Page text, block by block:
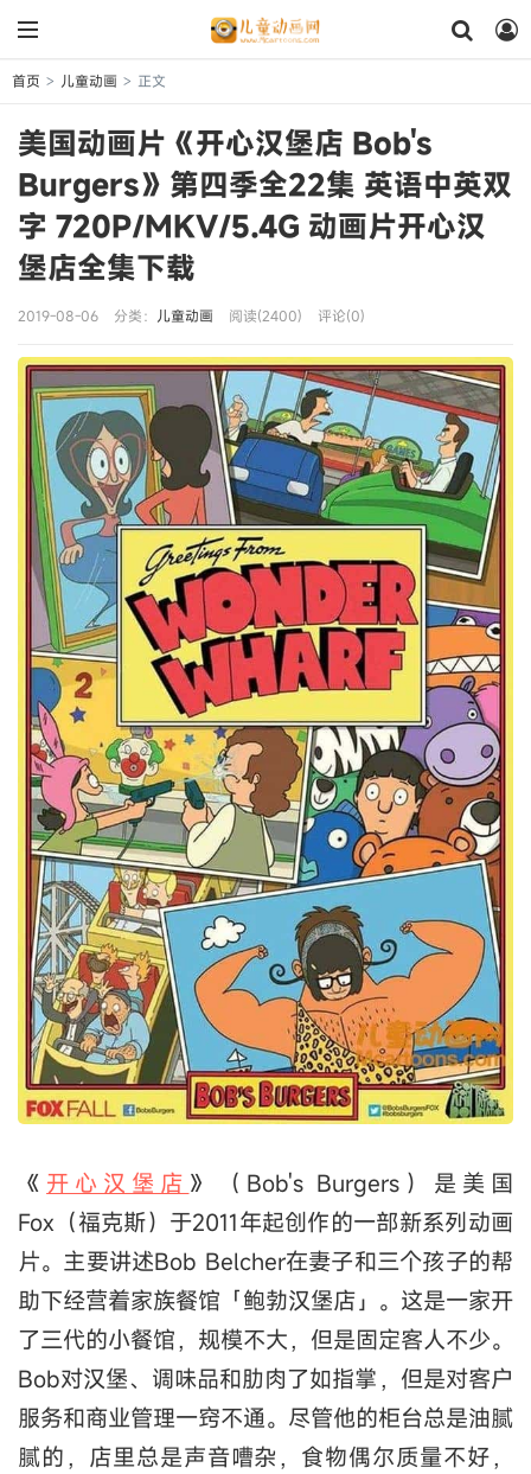
首页 > 儿童动画 > 正文
美国动画片《开心汉堡店 Bob's
Burgers》第四季全22集 英语中英双
字 720P/MKV/5.4G 动画片开心汉
堡店全集下载
2019-08-06 分类： 儿童动画 阅读(2400) 评论(0)
《 开心汉堡店 》（Bob's Burgers）是美国
Fox（福克斯）于2011年起创作的一部新系列动画
片。主要讲述Bob Belcher在妻子和三个孩子的帮
助下经营着家族餐馆「鲍勃汉堡店」。这是一家开
了三代的小餐馆，规模不大，但是固定客人不少。
Bob对汉堡、调味品和肋肉了如指掌，但是对客户
服务和商业管理一窍不通。尽管他的柜台总是油腻
腻的，店里总是声音嘈杂，食物偶尔质量不好，